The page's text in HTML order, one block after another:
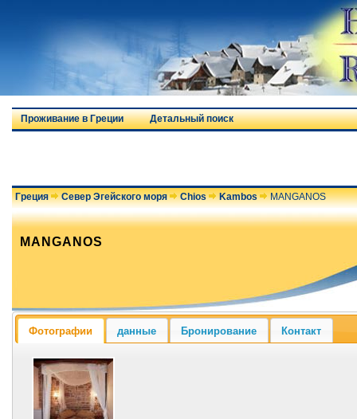
Проживание в Греции Детальный поиск
Греция Север Эгейского моря Chios Kambos MANGANOS
MANGANOS
Фотографии данные Бронирование Контакт